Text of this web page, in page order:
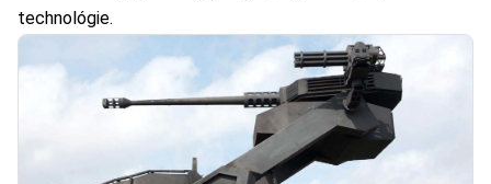
technológie.